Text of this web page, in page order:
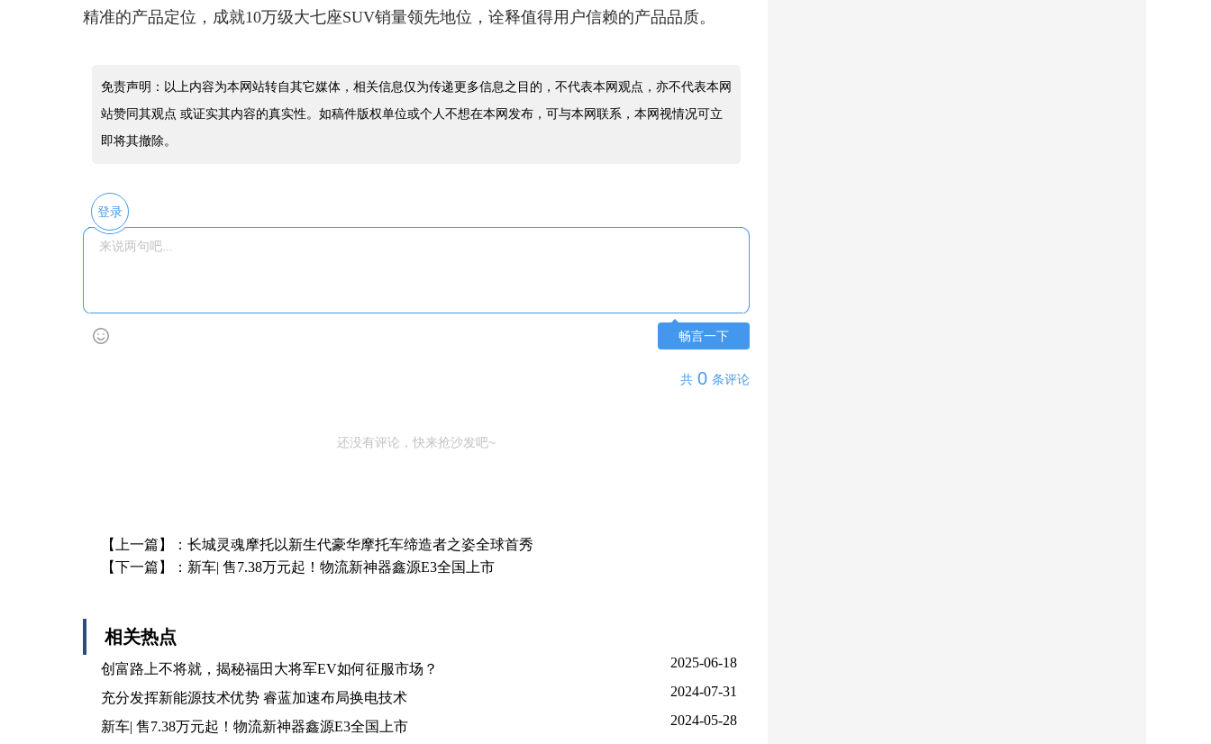
精准的产品定位，成就10万级大七座SUV销量领先地位，诠释值得用户信赖的产品品质。
免责声明：以上内容为本网站转自其它媒体，相关信息仅为传递更多信息之目的，不代表本网观点，亦不代表本网
站赞同其观点 或证实其内容的真实性。如稿件版权单位或个人不想在本网发布，可与本网联系，本网视情况可立
即将其撤除。
登录
畅言一下
共 0 条评论
还没有评论，快来抢沙发吧~
【上一篇】： 长城灵魂摩托以新生代豪华摩托车缔造者之姿全球首秀
【下一篇】： 新车| 售7.38万元起！物流新神器鑫源E3全国上市
相关热点
创富路上不将就，揭秘福田大将军EV如何征服市场？ 2025-06-18
充分发挥新能源技术优势 睿蓝加速布局换电技术 2024-07-31
新车| 售7.38万元起！物流新神器鑫源E3全国上市
2024-05-28